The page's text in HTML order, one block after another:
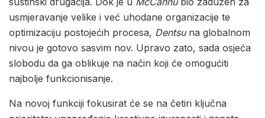
usmjeravanje velike i već uhodane organizacije te
optimizaciju postojećih procesa, Dentsu na globalnom
nivou je gotovo sasvim nov. Upravo zato, sada osjeća
slobodu da ga oblikuje na način koji će omogućiti
najbolje funkcionisanje.
Na novoj funkciji fokusirat će se na četiri ključna